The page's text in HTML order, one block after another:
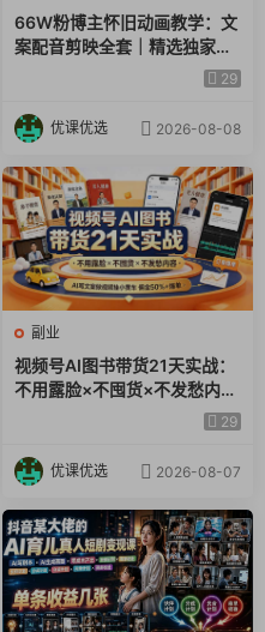
66W粉博主怀旧动画教学：文
案配音剪映全套｜精选独家收
29
优课优选 2026-08-08
副业
视频号AI图书带货21天实战：
不用露脸×不囤货×不发愁内
容，AI写文案做视频挂小黄 29
优课优选 2026-08-07